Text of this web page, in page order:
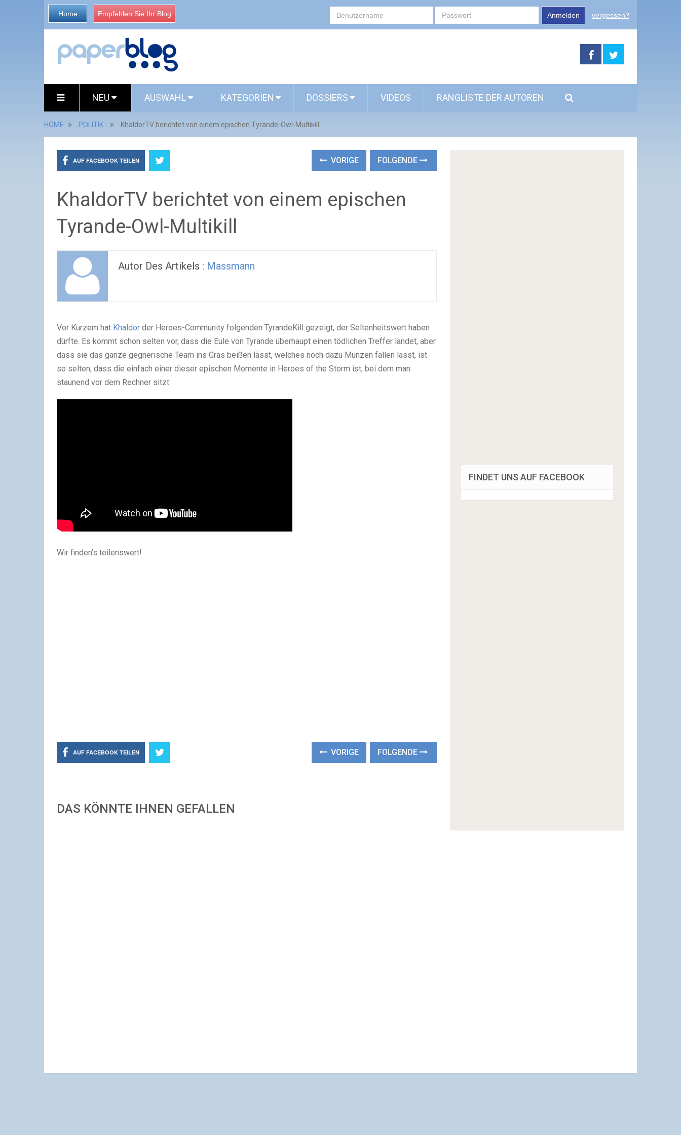
Home Empfehlen Sie Ihr Blog Anmelden vergessen?
NEU AUSWAHL KATEGORIEN DOSSIERS VIDEOS RANGLISTE DER AUTOREN
HOME POLITIK KhaldorTV berichtet von einem epischen Tyrande-Owl-Multikill
AUF FACEBOOK TEILEN VORIGE FOLGENDE
KhaldorTV berichtet von einem epischen
Tyrande-Owl-Multikill
Autor Des Artikels : Massmann
Vor Kurzem hat Khaldor der Heroes-Community folgenden TyrandeKill gezeigt, der Seltenheitswert haben
dürfte. Es kommt schon selten vor, dass die Eule von Tyrande überhaupt einen tödlichen Treffer landet, aber
dass sie das ganze gegnerische Team ins Gras beißen lässt, welches noch dazu Münzen fallen lässt, ist
so selten, dass die einfach einer dieser epischen Momente in Heroes of the Storm ist, bei dem man
staunend vor dem Rechner sitzt:
Wir finden’s teilenswert!
AUF FACEBOOK TEILEN VORIGE FOLGENDE
DAS KÖNNTE IHNEN GEFALLEN
FINDET UNS AUF FACEBOOK